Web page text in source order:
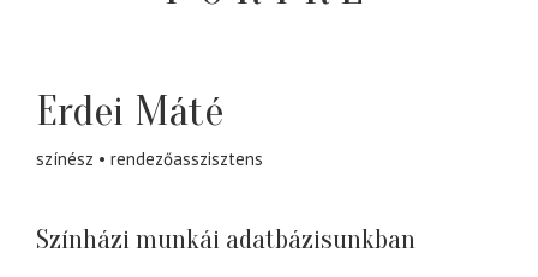
Erdei Máté
színész rendezőasszisztens
Színházi munkái adatbázisunkban